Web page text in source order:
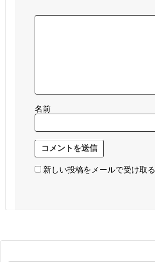
名前
新しい投稿をメールで受け取る